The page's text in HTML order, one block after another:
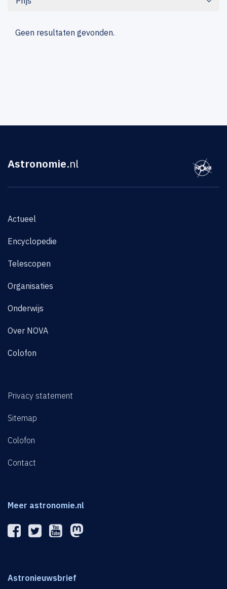
Geen resultaten gevonden.
Astronomie.nl
Actueel
Encyclopedie
Telescopen
Organisaties
Onderwijs
Over NOVA
Colofon
Privacy statement
Sitemap
Colofon
Contact
Meer astronomie.nl
Astronieuwsbrief